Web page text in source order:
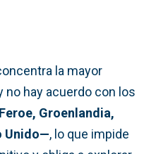
la mayor
no hay acuerdo con los
Groenlandia,
Unido—, lo que impide